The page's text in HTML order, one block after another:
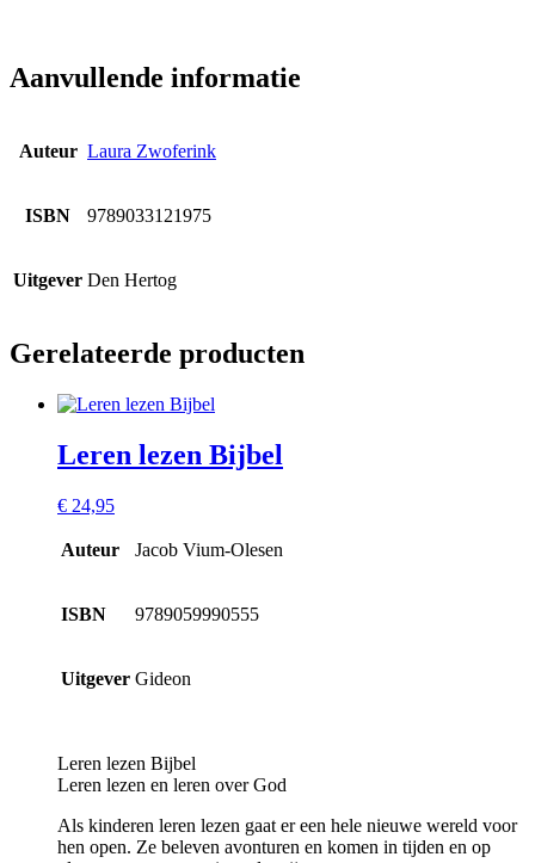
Aanvullende informatie
Auteur Laura Zwoferink
ISBN 9789033121975
Uitgever Den Hertog
Gerelateerde producten
Leren lezen Bijbel
€ 24,95
Auteur Jacob Vium-Olesen
ISBN 9789059990555
Uitgever Gideon
Leren lezen Bijbel
Leren lezen en leren over God
Als kinderen leren lezen gaat er een hele nieuwe wereld voor
hen open. Ze beleven avonturen en komen in tijden en op